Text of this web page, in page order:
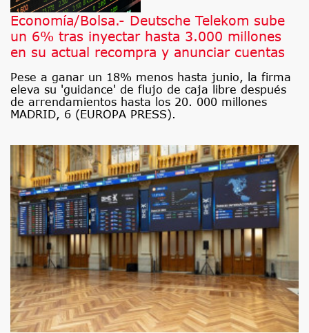
Economía/Bolsa.- Deutsche Telekom sube
un 6% tras inyectar hasta 3.000 millones
en su actual recompra y anunciar cuentas
Pese a ganar un 18% menos hasta junio, la firma
eleva su 'guidance' de flujo de caja libre después
de arrendamientos hasta los 20. 000 millones
MADRID, 6 (EUROPA PRESS).